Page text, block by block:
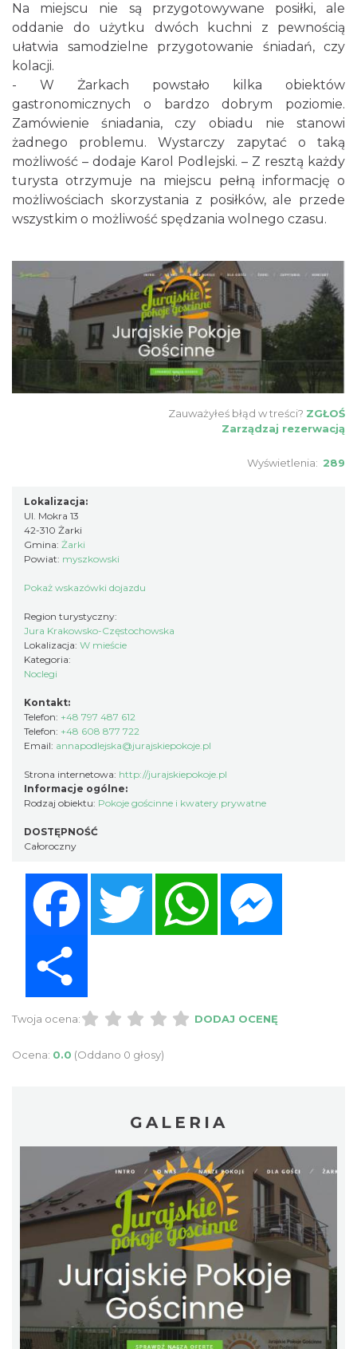
Na miejscu nie są przygotowywane posiłki, ale
oddanie do użytku dwóch kuchni z pewnością
ułatwia samodzielne przygotowanie śniadań, czy
kolacji.
- W Żarkach powstało kilka obiektów
gastronomicznych o bardzo dobrym poziomie.
Zamówienie śniadania, czy obiadu nie stanowi
żadnego problemu. Wystarczy zapytać o taką
możliwość – dodaje Karol Podlejski. – Z resztą każdy
turysta otrzymuje na miejscu pełną informację o
możliwościach skorzystania z posiłków, ale przede
wszystkim o możliwość spędzania wolnego czasu.
Zauważyłeś błąd w treści? ZGŁOŚ
Zarządzaj rezerwacją
Wyświetlenia: 289
Lokalizacja:
Ul. Mokra 13
42-310 Żarki
Gmina: Żarki
Powiat: myszkowski
Pokaż wskazówki dojazdu
Region turystyczny:
Jura Krakowsko-Częstochowska
Lokalizacja: W mieście
Kategoria:
Noclegi
Kontakt:
Telefon: +48 797 487 612
Telefon: +48 608 877 722
Email: annapodlejska@jurajskiepokoje.pl
Strona internetowa: http://jurajskiepokoje.pl
Informacje ogólne:
Rodzaj obiektu: Pokoje gościnne i kwatery prywatne
DOSTĘPNOŚĆ
Całoroczny
Twitter
Twoja ocena: DODAJ OCENĘ
Ocena: 0.0 (Oddano 0 głosy)
GALERIA